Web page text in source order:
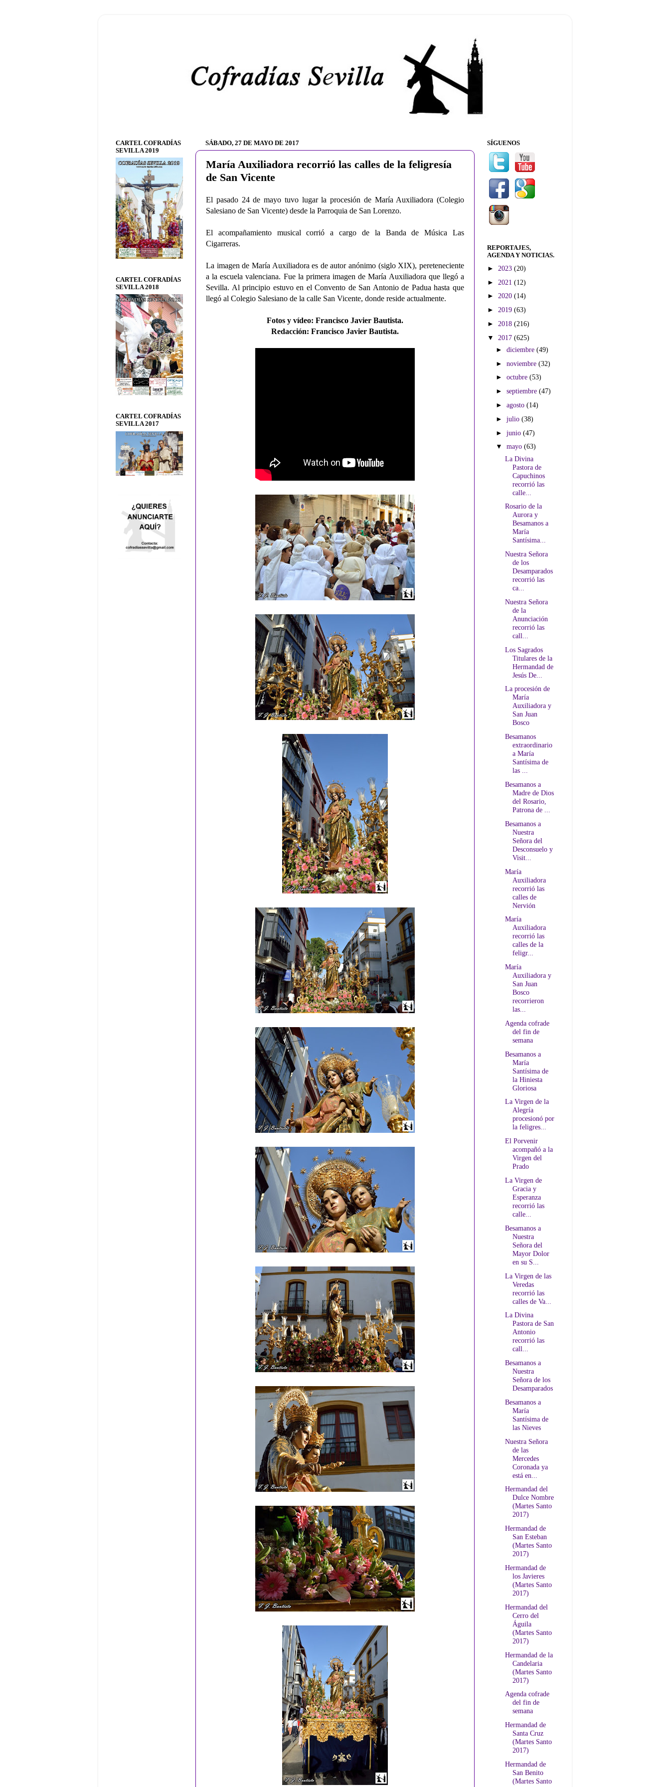
SÁBADO, 27 DE MAYO DE 2017
María Auxiliadora recorrió las calles de la feligresía
de San Vicente
El pasado 24 de mayo tuvo lugar la procesión de María Auxiliadora (Colegio
Salesiano de San Vicente) desde la Parroquia de San Lorenzo.
El acompañamiento musical corrió a cargo de la Banda de Música Las
Cigarreras.
La imagen de María Auxiliadora es de autor anónimo (siglo XIX), pereteneciente
a la escuela valenciana. Fue la primera imagen de María Auxiliadora que llegó a
Sevilla. Al principio estuvo en el Convento de San Antonio de Padua hasta que
llegó al Colegio Salesiano de la calle San Vicente, donde reside actualmente.
Fotos y vídeo: Francisco Javier Bautista.
Redacción: Francisco Javier Bautista.
CARTEL COFRADÍAS
SEVILLA 2019
CARTEL COFRADÍAS
SEVILLA 2018
CARTEL COFRADÍAS
SEVILLA 2017
SÍGUENOS
REPORTAJES,
AGENDA Y NOTICIAS.
► 2023 (20)
► 2021 (12)
► 2020 (14)
► 2019 (63)
► 2018 (216)
▼ 2017 (625)
►diciembre(49)
►noviembre(32)
►octubre(53)
►septiembre(47)
►agosto(14)
►julio(38)
►junio(47)
▼mayo(63)
La Divina
Pastora de
Capuchinos
recorrió las
calle...
Rosario de la
Aurora y
Besamanos a
María
Santísima...
Nuestra Señora
de los
Desamparados
recorrió las
ca...
Nuestra Señora
de la
Anunciación
recorrió las
call...
Los Sagrados
Titulares de la
Hermandad de
Jesús De...
La procesión de
María
Auxiliadora y
San Juan
Bosco
Besamanos
extraordinario
a María
Santísima de
las ...
Besamanos a
Madre de Dios
del Rosario,
Patrona de ...
Besamanos a
Nuestra
Señora del
Desconsuelo y
Visit...
María
Auxiliadora
recorrió las
calles de
Nervión
María
Auxiliadora
recorrió las
calles de la
feligr...
María
Auxiliadora y
San Juan
Bosco
recorrieron
las...
Agenda cofrade
del fin de
semana
Besamanos a
María
Santísima de
la Hiniesta
Gloriosa
La Virgen de la
Alegría
procesionó por
la feligres...
El Porvenir
acompañó a la
Virgen del
Prado
La Virgen de
Gracia y
Esperanza
recorrió las
calle...
Besamanos a
Nuestra
Señora del
Mayor Dolor
en su S...
La Virgen de las
Veredas
recorrió las
calles de Va...
La Divina
Pastora de San
Antonio
recorrió las
call...
Besamanos a
Nuestra
Señora de los
Desamparados
Besamanos a
María
Santísima de
las Nieves
Nuestra Señora
de las
Mercedes
Coronada ya
está en...
Hermandad del
Dulce Nombre
(Martes Santo
2017)
Hermandad de
San Esteban
(Martes Santo
2017)
Hermandad de
los Javieres
(Martes Santo
2017)
Hermandad del
Cerro del
Águila
(Martes Santo
2017)
Hermandad de la
Candelaria
(Martes Santo
2017)
Agenda cofrade
del fin de
semana
Hermandad de
Santa Cruz
(Martes Santo
2017)
Hermandad de
San Benito
(Martes Santo